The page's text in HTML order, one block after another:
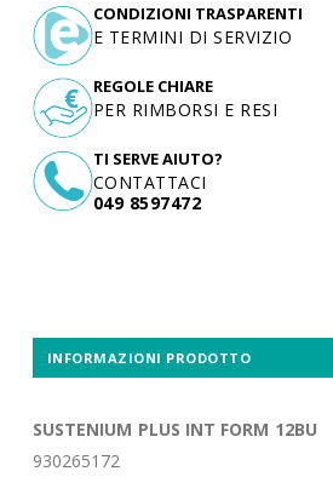
TI SERVE AIUTO?
CONTATTACI
049 8597472
CONDIZIONI TRASPARENTI
E TERMINI DI SERVIZIO
REGOLE CHIARE
PER RIMBORSI E RESI
INFORMAZIONI PRODOTTO
SUSTENIUM PLUS INT FORM 12BU
930265172